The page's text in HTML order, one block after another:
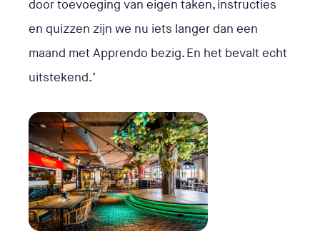
door toevoeging van eigen taken, instructies
en quizzen zijn we nu iets langer dan een
maand met Apprendo bezig. En het bevalt echt
uitstekend.’